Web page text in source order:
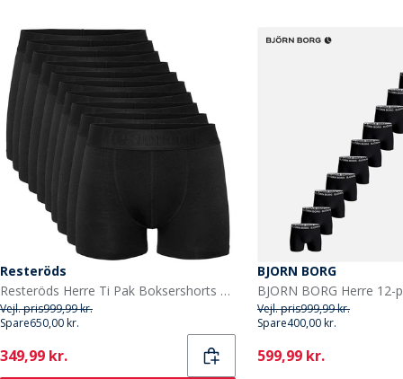
Resteröds
Resteröds Herre Ti Pak Boksershorts Sort
Vejl. pris999,99 kr.
Spare650,00 kr.
Current
349,99 kr.
BJORN BORG
Vejl. pris999,99 kr.
Spare400,00 kr.
Current
599,99 kr.